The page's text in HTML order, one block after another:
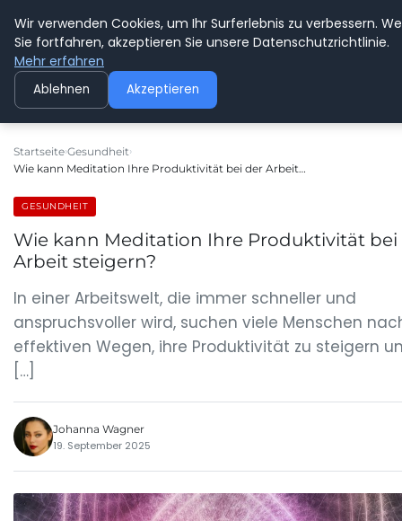
GEDANKENSCHREI
Startseite Gesundheit
Wie kann Meditation Ihre Produktivität bei der Arbeit…
GESUNDHEIT
Wie kann Meditation Ihre Produktivität bei
Arbeit steigern?
In einer Arbeitswelt, die immer schneller und
anspruchsvoller wird, suchen viele Menschen
effektiven Wegen, ihre Produktivität zu steigern
[…]
Johanna Wagner
19. September 2025
Wir verwenden Cookies, um Ihr Surferlebnis zu verbessern.
Sie fortfahren, akzeptieren Sie unsere Datenschutzrichtlinie.
Mehr erfahren
Ablehnen Akzeptieren